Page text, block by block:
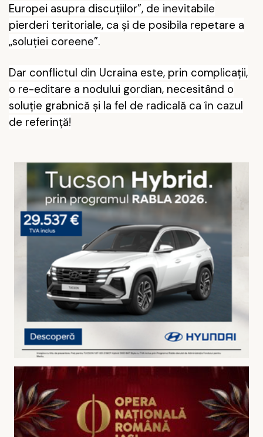
Europei asupra discuțiilor”, de inevitabile
pierderi teritoriale, ca și de posibila repetare a
„soluției coreene”.
Dar conflictul din Ucraina este, prin complicații,
o re-editare a nodului gordian, necesitând o
soluție grabnică și la fel de radicală ca în cazul
de referință!